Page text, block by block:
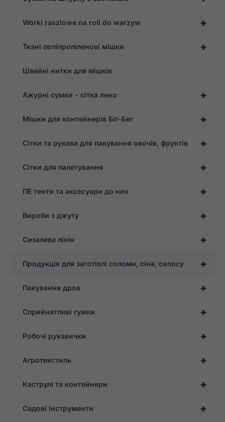
+
Worki raszlowe na roli do warzyw
+
Ткані поліпропіленові мішки
Швейні нитки для мішків
+
Ажурні сумки - сітка лено
+
Мішки для контейнерів Біг-Бег
+
Сітки та рукава для пакування овочів, фруктів
+
Сітки для палетування
+
ПЕ тенти та аксесуари до них
+
Вироби з джуту
+
Сизалева лінія
+
Продукція для заготівлі соломи, сіна, силосу
+
Пакування дров
+
Сприйнятливі гумки
+
Робочі рукавички
+
Агротекстиль
+
Каструлі та контейнери
+
Садові інструменти